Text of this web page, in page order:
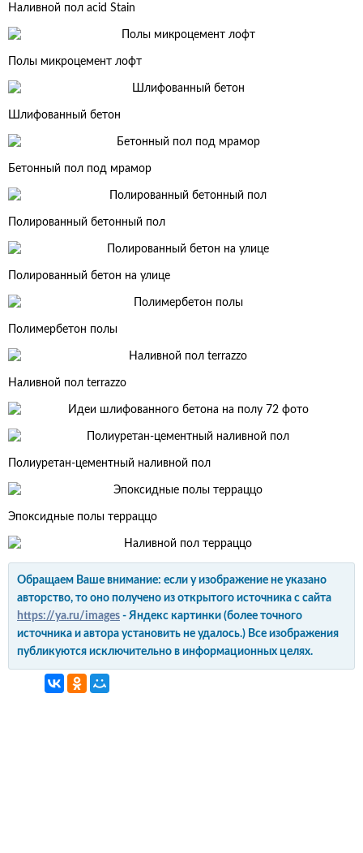
Наливной пол acid Stain
Полы микроцемент лофт
Шлифованный бетон
Бетонный пол под мрамор
Полированный бетонный пол
Полированный бетон на улице
Полимербетон полы
Наливной пол terrazzo
Полиуретан-цементный наливной пол
Эпоксидные полы терраццо
Обращаем Ваше внимание: если у изображение не указано
авторство, то оно получено из открытого источника с сайта
https://ya.ru/images - Яндекс картинки (более точного
источника и автора установить не удалось.) Все изображения
публикуются исключительно в информационных целях.